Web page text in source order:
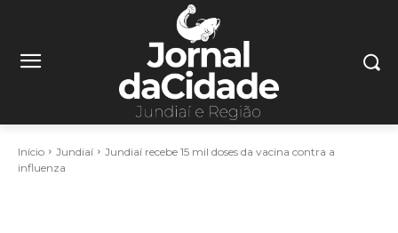
Início Jundiaí
Jundiaí recebe 15 mil doses da vacina contra a
influenza